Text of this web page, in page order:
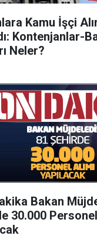
Kamu İşçi
Kontenjanlar-
Neler?
Bakan
30.000 Personel